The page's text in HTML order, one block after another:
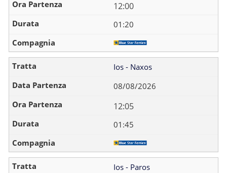
12:00
01:20
Ios - Naxos
08/08/2026
12:05
01:45
Ios - Paros